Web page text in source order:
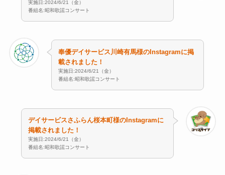
実施日:2024/6/21（金）
番組名:昭和歌謡コンサート
奉優デイサービス川崎有馬様のInstagramに掲
載されました！
実施日:2024/6/21（金）
番組名:昭和歌謡コンサート
デイサービスさふらん桜本町様のInstagramに
掲載されました！
実施日:2024/6/21（金）
番組名:昭和歌謡コンサート